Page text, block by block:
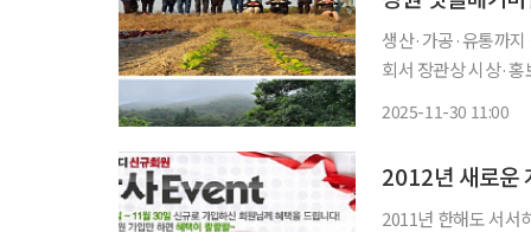
생산·가공·유통까
회서 장관상 시상·홍보영상 제작해 확산 귀농
2025-11-30 11:00
2012년 새로운
2011년 한해도 서서